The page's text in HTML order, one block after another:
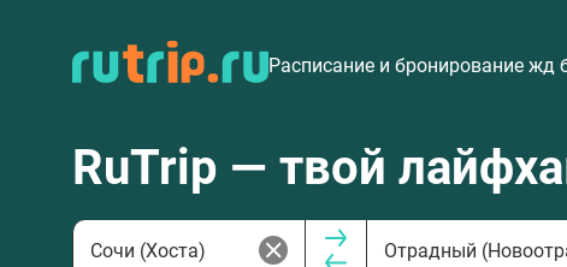
Расписание и бронирование жд
RuTrip — твой